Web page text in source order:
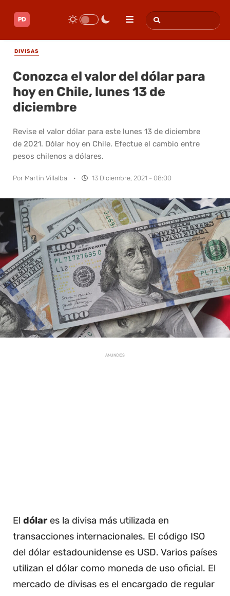
DIVISAS
Conozca el valor del dólar para
hoy en Chile, lunes 13 de
diciembre
Revise el valor dólar para este lunes 13 de diciembre
de 2021. Dólar hoy en Chile. Efectue el cambio entre
pesos chilenos a dólares.
Por Martín Villalba · 13 Diciembre, 2021 - 08:00
ANUNCIOS
El dólares la divisa más utilizada en
transacciones internacionales. El código ISO
del dólar estadounidense es USD. Varios países
utilizan el dólar como moneda de uso oficial. El
mercado de divisas es el encargado de regular